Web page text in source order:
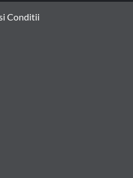
Conditii